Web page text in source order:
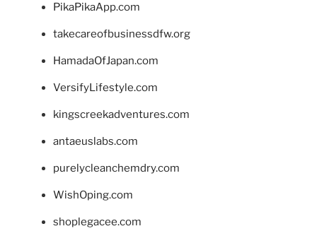
PikaPikaApp.com
takecareofbusinessdfw.org
HamadaOfJapan.com
VersifyLifestyle.com
kingscreekadventures.com
antaeuslabs.com
purelycleanchemdry.com
WishOping.com
shoplegacee.com